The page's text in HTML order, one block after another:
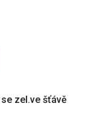
zel.ve šťávě